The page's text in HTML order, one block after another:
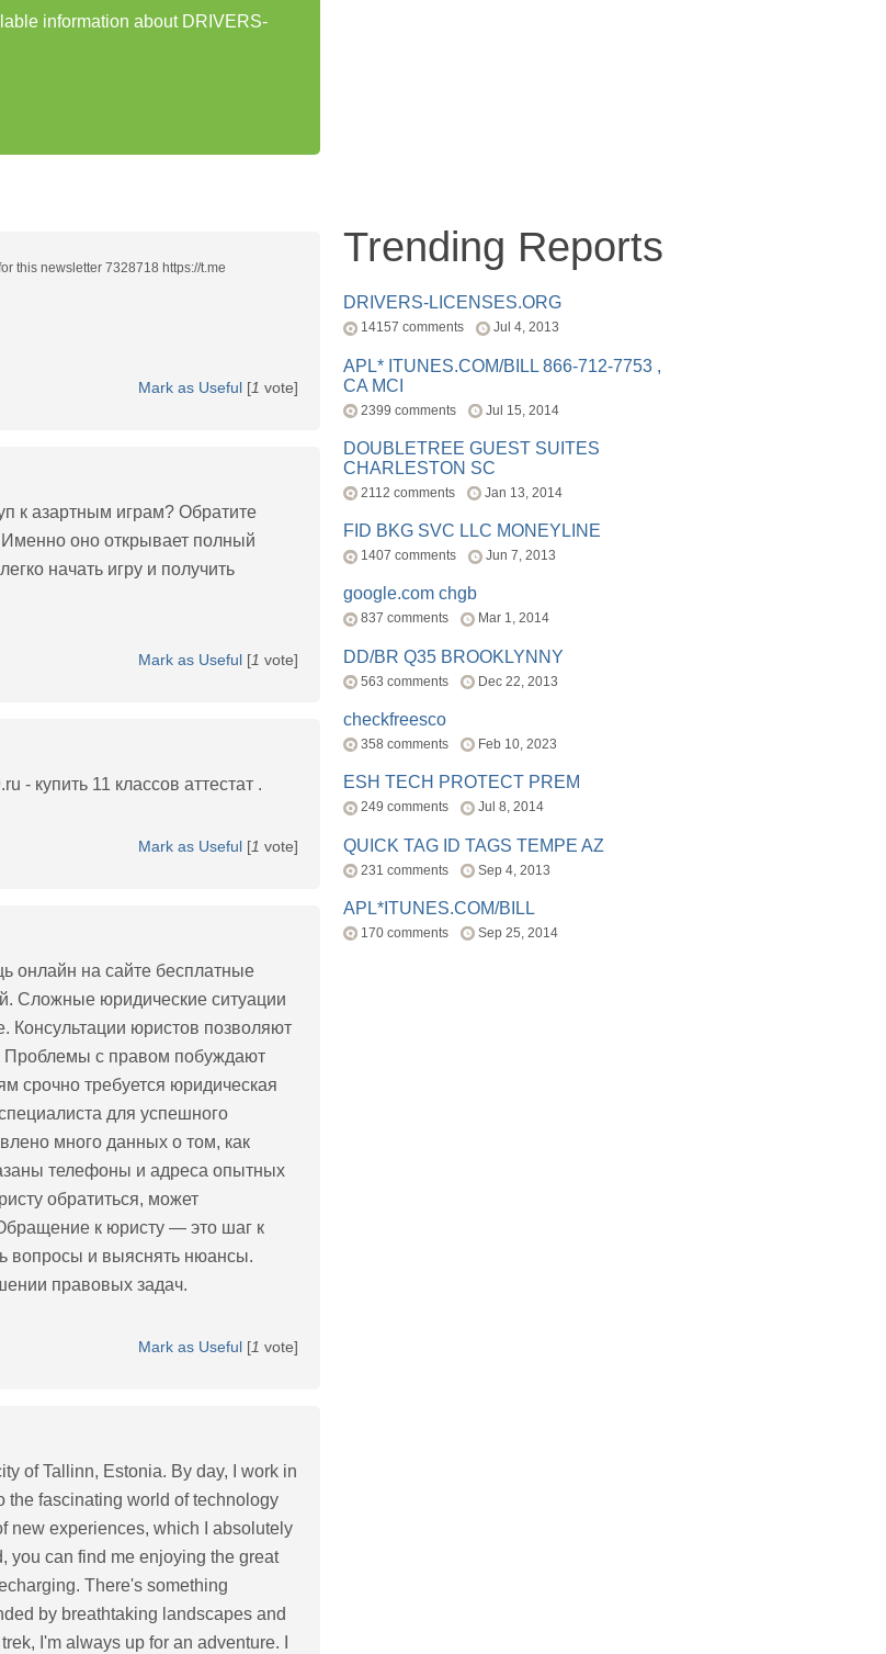
information about DRIVERS-
this newsletter 7328718 https://t.me
Mark as Useful [1 vote]
к азартным играм? Обратите
оно открывает полный
начать игру и получить
Mark as Useful [1 vote]
- купить 11 классов аттестат .
Mark as Useful [1 vote]
онлайн на сайте бесплатные
Сложные юридические ситуации
юристов позволяют
Проблемы с правом побуждают
срочно требуется юридическая
для успешного
много данных о том, как
телефоны и адреса опытных
обратиться, может
к юристу — это шаг к
вопросы и выяснять нюансы.
правовых задач.
Mark as Useful [1 vote]
of Tallinn, Estonia. By day, I work in
the fascinating world of technology
new experiences, which I absolutely
you can find me enjoying the great
There's something
by breathtaking landscapes and
I'm always up for an adventure. I
Trending Reports
DRIVERS-LICENSES.ORG
14157 comments Jul 4, 2013
APL* ITUNES.COM/BILL 866-712-7753 ,
CA MCI
2399 comments Jul 15, 2014
DOUBLETREE GUEST SUITES
CHARLESTON SC
2112 comments Jan 13, 2014
FID BKG SVC LLC MONEYLINE
1407 comments Jun 7, 2013
google.com chgb
837 comments Mar 1, 2014
DD/BR Q35 BROOKLYNNY
563 comments Dec 22, 2013
checkfreesco
358 comments Feb 10, 2023
ESH TECH PROTECT PREM
249 comments Jul 8, 2014
QUICK TAG ID TAGS TEMPE AZ
231 comments Sep 4, 2013
APL*ITUNES.COM/BILL
170 comments Sep 25, 2014